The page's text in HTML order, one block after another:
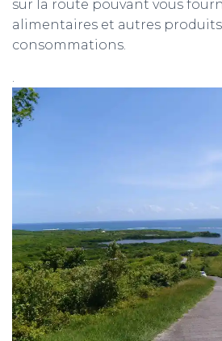
sur la route pouvant vous
alimentaires et autres
consommations.
.